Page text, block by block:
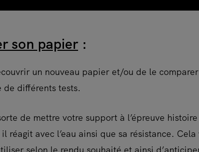
son papier :
un nouveau papier et/ou de le comparer
de différents tests.
de mettre votre support à l’épreuve
réagit avec l’eau ainsi que sa résistance.